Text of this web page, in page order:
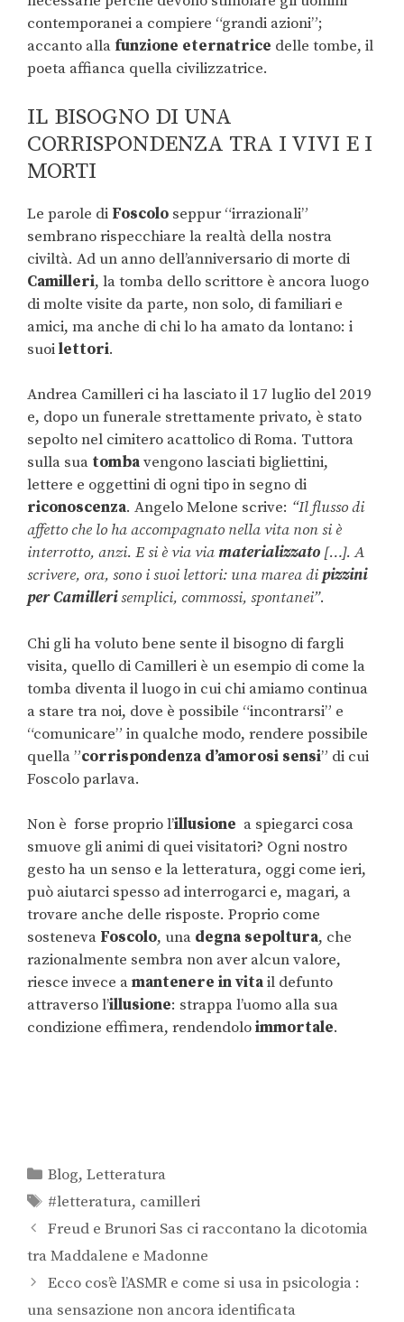
contemporanei a compiere “grandi azioni”;
accanto alla funzione eternatrice delle tombe, il
poeta affianca quella civilizzatrice.
IL BISOGNO DI UNA
CORRISPONDENZA TRA I VIVI E I
MORTI
Le parole di Foscolo seppur “irrazionali”
sembrano rispecchiare la realtà della nostra
civiltà. Ad un anno dell’anniversario di morte di
Camilleri, la tomba dello scrittore è ancora luogo
di molte visite da parte, non solo, di familiari e
amici, ma anche di chi lo ha amato da lontano: i
suoilettori.
Andrea Camilleri ci ha lasciato il 17 luglio del 2019
e, dopo un funerale strettamente privato, è stato
sepolto nel cimitero acattolico di Roma. Tuttora
sulla sua tombavengono lasciati bigliettini,
lettere e oggettini di ogni tipo in segno di
riconoscenza. Angelo Melone scrive: “Il flusso di
affetto che lo ha accompagnato nella vita non si è
interrotto, anzi. E si è via via materializzato […]. A
scrivere, ora, sono i suoi lettori: una marea dipizzini
per Camillerisemplici, commossi, spontanei”.
Chi gli ha voluto bene sente il bisogno di fargli
visita, quello di Camilleri è un esempio di come la
tomba diventa il luogo in cui chi amiamo continua
a stare tra noi, dove è possibile “incontrarsi” e
“comunicare” in qualche modo, rendere possibile
quella ”corrispondenza d’amorosi sensi” di cui
Foscolo parlava.
Non è forse proprio l’illusione a spiegarci cosa
smuove gli animi di quei visitatori? Ogni nostro
gesto ha un senso e la letteratura, oggi come ieri,
può aiutarci spesso ad interrogarci e, magari, a
trovare anche delle risposte. Proprio come
sosteneva Foscolo, una degna sepoltura, che
razionalmente sembra non aver alcun valore,
riesce invece amantenere in vitail defunto
attraverso l’illusione: strappa l’uomo alla sua
condizione effimera, rendendoloimmortale.
Blog,Letteratura
#letteratura, camilleri
Freud e Brunori Sas ci raccontano la dicotomia
tra Maddalene e Madonne
Ecco cos’è l’ASMR e come si usa in psicologia :
una sensazione non ancora identificata